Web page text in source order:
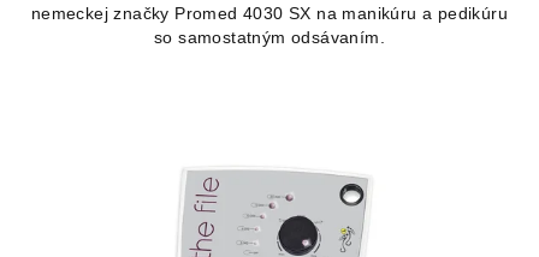
nemeckej značky Promed 4030 SX na manikúru a pedikúru
so samostatným odsávaním.